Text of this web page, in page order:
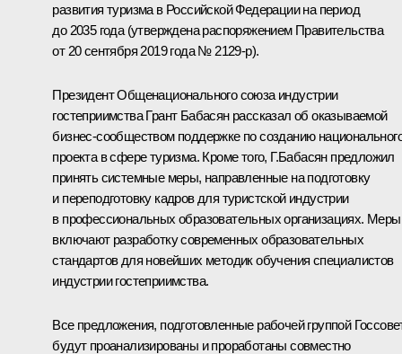
развития туризма в Российской Федерации на период
до 2035 года (утверждена распоряжением Правительства
от 20 сентября 2019 года № 2129-р).
Президент Общенационального союза индустрии
гостеприимства Грант Бабасян рассказал об оказываемой
бизнес-сообществом поддержке по созданию
проекта в сфере туризма. Кроме того, Г.Бабасян предложил
принять системные меры, направленные на подготовку
и переподготовку кадров для туристской индустрии
в профессиональных образовательных организациях. Меры
включают разработку современных образовательных
стандартов для новейших методик обучения специалистов
индустрии гостеприимства.
Все предложения, подготовленные рабочей группой
будут проанализированы и проработаны совместно